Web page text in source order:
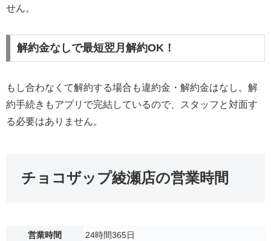
せん。
解約金なしで最短翌月解約OK！
もし合わなくて解約する場合も違約金・解約金はなし。解
約手続きもアプリで完結しているので、スタッフと対面す
る必要はありません。
チョコザップ綾瀬店の営業時間
営業時間
24時間365日